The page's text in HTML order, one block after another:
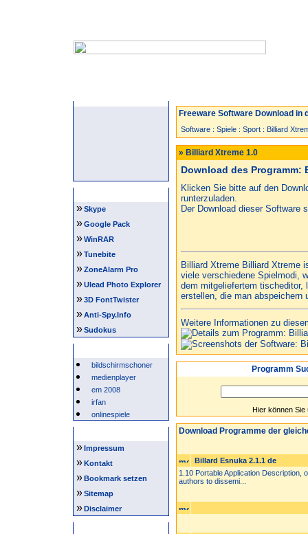
»Skype
»Google Pack
»WinRAR
»Tunebite
»ZoneAlarm Pro
»Ulead Photo Explorer
»3D FontTwister
»Anti-Spy.Info
»Sudokus
bildschirmschoner
medienplayer
em 2008
irfan
onlinespiele
»Impressum
»Kontakt
»Bookmark setzen
»Sitemap
»Disclaimer
Freeware Software Download in
Software : Spiele : Sport : Billiard
» Billiard Xtreme 1.0
Download des Programm:
Klicken Sie bitte auf den
runterzuladen.
Der Download dieser Software
Billiard Xtreme Billiard Xtreme
viele verschiedene Spielmodi,
dem mitgeliefertem
erstellen, die man abspeichern
Weitere Informationen zu
Programm
Hier können
Download Programme der
Billard Esnuka 2.1.1 de
1.10 Portable Application Description,
authors to dissemi...